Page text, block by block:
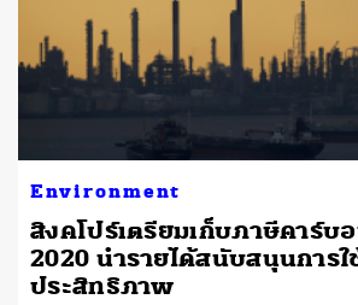
Environment
สิงคโปร์เตรียมเก็บภาษีคาร์บ
2020 นำรายได้สนับสนุนการ
ประสิทธิภาพ